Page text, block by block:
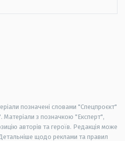
позначені словами "Спецпроєкт"
Матеріали з позначкою "Експерт",
авторів та героїв. Редакція може
Детальніше щодо реклами та правил